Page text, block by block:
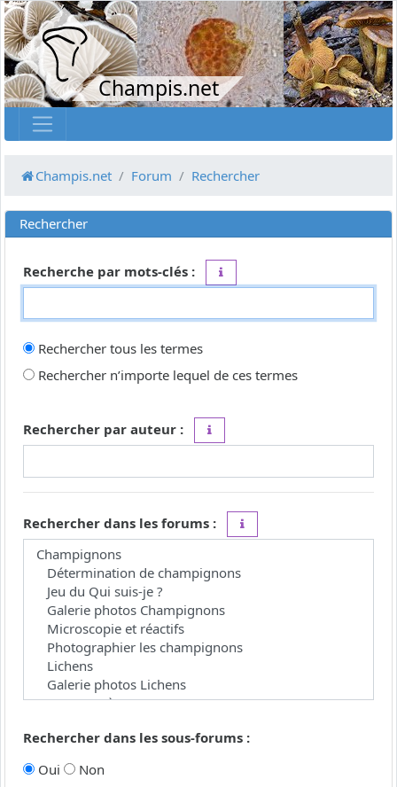
Champis.net
Champis.net Forum Rechercher
Rechercher
Recherche par mots-clés :
Rechercher tous les termes
Rechercher n’importe lequel de ces termes
Rechercher par auteur :
Rechercher dans les forums :
Rechercher dans les sous-forums :
Oui
Non